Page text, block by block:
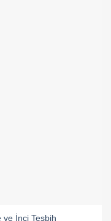
ve İnci Tesbih